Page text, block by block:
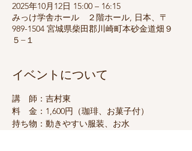
2025年10月12日 15:00 – 16:15
みっけ学舎ホール ２階ホール, 日本、〒
989-1504 宮城県柴田郡川崎町本砂金道畑９
５−１
イベントについて
講　師：吉村東
料　金：1,600円（珈琲、お菓子付）
持ち物：動きやすい服装、お水